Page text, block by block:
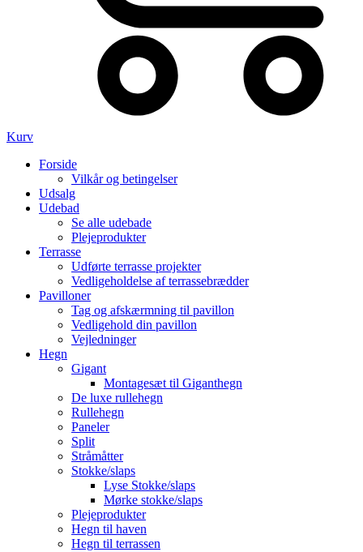
Kurv
Forside
Vilkår og betingelser
Udsalg
Udebad
Se alle udebade
Plejeprodukter
Terrasse
Udførte terrasse projekter
Vedligeholdelse af terrassebrædder
Pavilloner
Tag og afskærmning til pavillon
Vedligehold din pavillon
Vejledninger
Hegn
Gigant
Montagesæt til Giganthegn
De luxe rullehegn
Rullehegn
Paneler
Split
Stråmåtter
Stokke/slaps
Lyse Stokke/slaps
Mørke stokke/slaps
Plejeprodukter
Hegn til haven
Hegn til terrassen